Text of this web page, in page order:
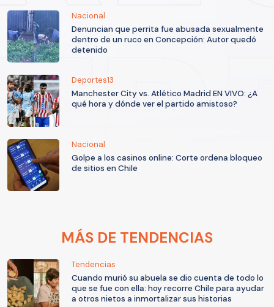
Nacional
Denuncian que perrita fue abusada sexualmente
dentro de un ruco en Concepción: Autor quedó
detenido
Deportes13
Manchester City vs. Atlético Madrid EN VIVO: ¿A
qué hora y dónde ver el partido amistoso?
Nacional
Golpe a los casinos online: Corte ordena bloqueo
de sitios en Chile
MÁS DE TENDENCIAS
Tendencias
Cuando murió su abuela se dio cuenta de todo lo
que se fue con ella: hoy recorre Chile para ayudar
a otros nietos a inmortalizar sus historias